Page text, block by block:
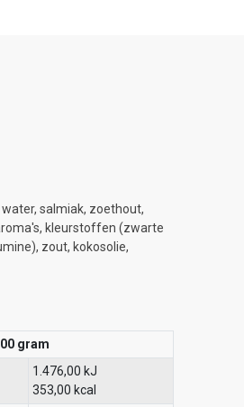
salmiak, zoethout,
kleurstoffen (zwarte
zout, kokosolie,
gram
1.476,00 kJ
353,00 kcal